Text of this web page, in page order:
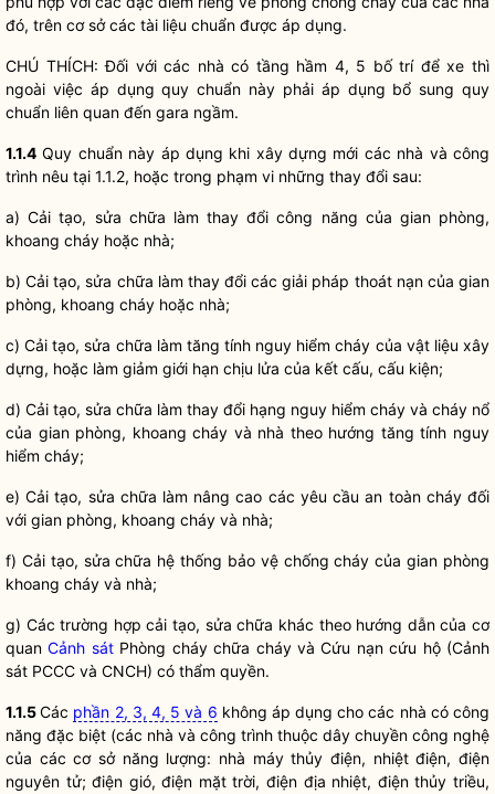
đó, trên cơ sở các tài liệu chuẩn được áp dụng.
CHÚ THÍCH: Đối với các nhà có tầng hầm 4, 5 bố trí để xe thì
ngoài việc áp dụng quy chuẩn này phải áp dụng bổ sung quy
chuẩn liên quan đến gara ngầm.
1.1.4 Quy chuẩn này áp dụng khi xây dựng mới các nhà và công
trình nêu tại 1.1.2, hoặc trong phạm vi những thay đổi sau:
a) Cải tạo, sửa chữa làm thay đổi công năng của gian phòng,
khoang cháy hoặc nhà;
b) Cải tạo, sửa chữa làm thay đổi các giải pháp thoát nạn của gian
phòng, khoang cháy hoặc nhà;
c) Cải tạo, sửa chữa làm tăng tính nguy hiểm cháy của vật liệu xây
dựng, hoặc làm giảm giới hạn chịu lửa của kết cấu, cấu kiện;
d) Cải tạo, sửa chữa làm thay đổi hạng nguy hiểm cháy và cháy nổ
của gian phòng, khoang cháy và nhà theo hướng tăng tính nguy
hiểm cháy;
e) Cải tạo, sửa chữa làm nâng cao các yêu cầu an toàn cháy đối
với gian phòng, khoang cháy và nhà;
f) Cải tạo, sửa chữa hệ thống bảo vệ chống cháy của gian phòng
khoang cháy và nhà;
g) Các trường hợp cải tạo, sửa chữa khác theo hướng dẫn của cơ
quanCảnh sátPhòng cháy chữa cháy và Cứu nạn cứu hộ (Cảnh
sát PCCC và CNCH) có thẩm quyền.
1.1.5Các phần 2, 3, 4, 5 và 6 không áp dụng cho các nhà có công
năng đặc biệt (các nhà và công trình thuộc dây chuyền công nghệ
của các cơ sở năng lượng: nhà máy thủy điện, nhiệt điện, điện
nguyên tử; điện gió, điện mặt trời, điện địa nhiệt, điện thủy triều,